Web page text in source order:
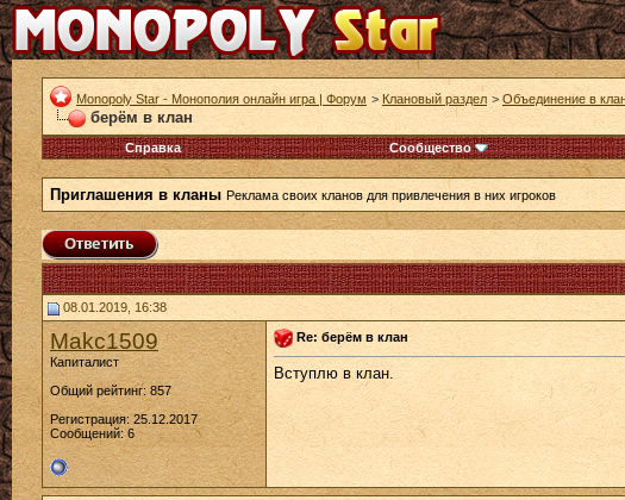
Monopoly Star - Монополия онлайн игра | Форум > Клановый раздел > Объединение в
берём в клан
Справка
Сообщество
Приглашения в кланы Реклама своих кланов для привлечения в них игроков
08.01.2019, 16:38
Makc1509
Капиталист
Общий рейтинг: 857
Регистрация: 25.12.2017
Сообщений: 6
Re: берём в клан
Вступлю в клан.